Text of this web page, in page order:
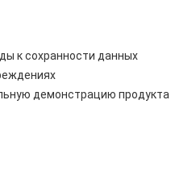
к сохранности данных
демонстрацию продукта